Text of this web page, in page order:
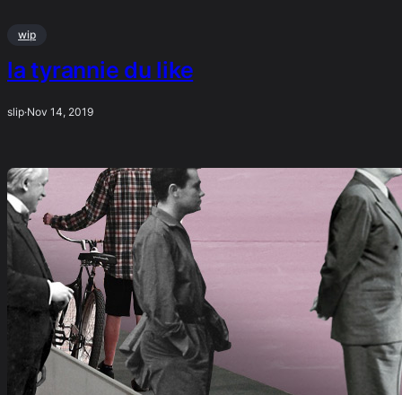
wip
la tyrannie du like
slip·Nov 14, 2019